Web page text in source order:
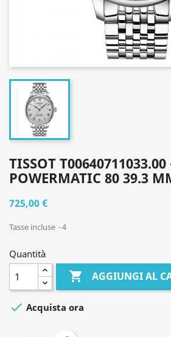
TISSOT T00640711033.00
POWERMATIC 80 39.3
725,00 €
Tasse incluse 4
Quantità
 AGGIUNGI AL
 Acquista ora